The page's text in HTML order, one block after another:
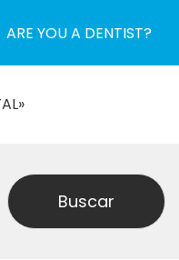
ARE YOU A DENTIST?